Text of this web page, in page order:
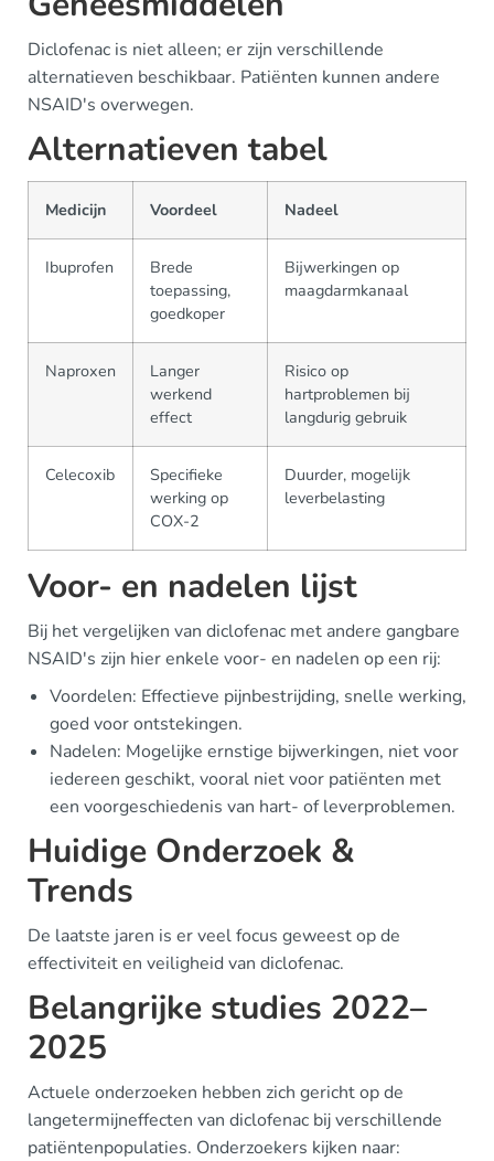
Diclofenac is niet alleen; er zijn verschillende
alternatieven beschikbaar. Patiënten kunnen andere
NSAID's overwegen.
Alternatieven tabel
Medicijn Voordeel Nadeel
Ibuprofen
Brede
toepassing,
goedkoper
Bijwerkingen op
maagdarmkanaal
Naproxen
Langer
werkend
effect
Risico op
hartproblemen bij
langdurig gebruik
Celecoxib
Specifieke
werking op
COX-2
Duurder, mogelijk
leverbelasting
Voor- en nadelen lijst
Bij het vergelijken van diclofenac met andere gangbare
NSAID's zijn hier enkele voor- en nadelen op een rij:
Voordelen: Effectieve pijnbestrijding, snelle werking,
goed voor ontstekingen.
Nadelen: Mogelijke ernstige bijwerkingen, niet voor
iedereen geschikt, vooral niet voor patiënten met
een voorgeschiedenis van hart- of leverproblemen.
Huidige Onderzoek &
Trends
De laatste jaren is er veel focus geweest op de
effectiviteit en veiligheid van diclofenac.
Belangrijke studies 2022–
2025
Actuele onderzoeken hebben zich gericht op de
langetermijneffecten van diclofenac bij verschillende
patiëntenpopulaties. Onderzoekers kijken naar: